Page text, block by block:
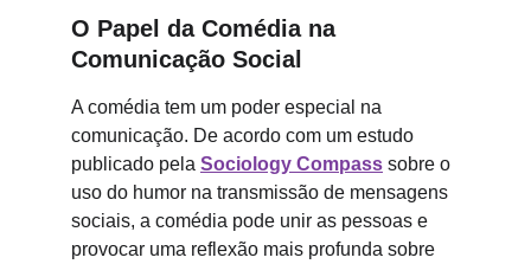
O Papel da Comédia na
Comunicação Social
A comédia tem um poder especial na
comunicação. De acordo com um estudo
publicado pela Sociology Compass sobre o
uso do humor na transmissão de mensagens
sociais, a comédia pode unir as pessoas e
provocar uma reflexão mais profunda sobre